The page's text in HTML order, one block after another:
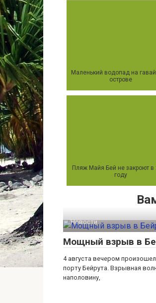
Маленький водопад на
острове
Пляж Майя Бей не закроют в
году
Новости
Мощный взрыв в
4 августа вечером
порту Бейрута. Взрывная
наполовину,